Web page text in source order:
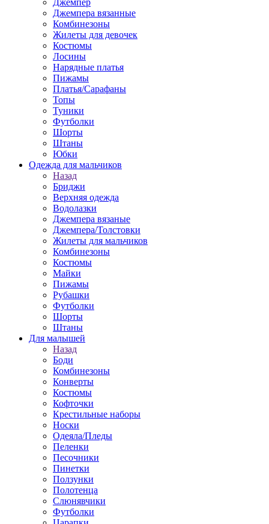
Джемпер
Джемпера вязанные
Комбинезоны
Жилеты для девочек
Костюмы
Лосины
Нарядные платья
Пижамы
Платья/Сарафаны
Топы
Туники
Футболки
Шорты
Штаны
Юбки
Одежда для мальчиков
Назад
Бриджи
Верхняя одежда
Водолазки
Джемпера вязаные
Джемпера/Толстовки
Жилеты для мальчиков
Комбинезоны
Костюмы
Майки
Пижамы
Рубашки
Футболки
Шорты
Штаны
Для малышей
Назад
Боди
Комбинезоны
Конверты
Костюмы
Кофточки
Крестильные наборы
Носки
Одеяла/Пледы
Пеленки
Песочники
Пинетки
Ползунки
Полотенца
Слюнявчики
Футболки